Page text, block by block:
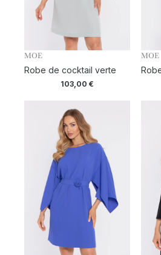
MOE
Robe de cocktail verte
103,00€
MOE